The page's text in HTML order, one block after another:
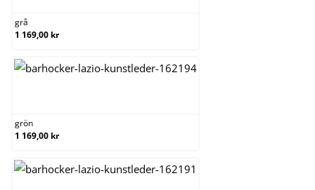
grå
1 169,00 kr
grön
1 169,00 kr